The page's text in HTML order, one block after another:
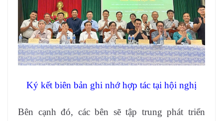
Ký kết biên bản ghi nhớ hợp tác tại hội nghị
Bên cạnh đó, các bên sẽ tập trung phát triển